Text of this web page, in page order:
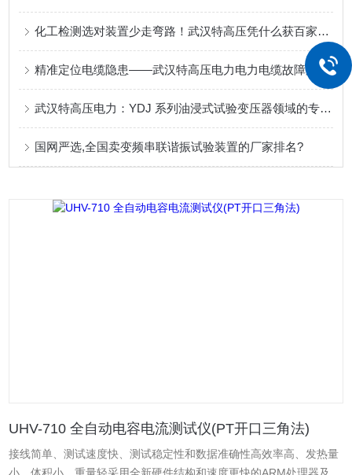
化工检测选对装置少走弯路！武汉特高压凭什么获百家企业复购？
精准定位电缆隐患——武汉特高压电力电力电缆故障测试仪获用户广泛认可
武汉特高压电力：YDJ 系列油浸式试验变压器领域的专业供应商
国网严选,全国卖变频串联谐振试验装置的厂家排名?
UHV-710 全自动电容电流测试仪(PT开口三角法)
接线简单、测试速度快、测试稳定性和数据准确性高效率高、发热量